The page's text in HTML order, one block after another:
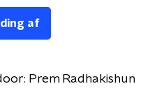
af
Prem Radhakishun